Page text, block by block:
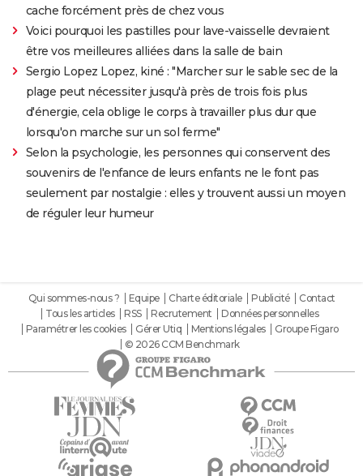
cache forcément près de chez vous
Voici pourquoi les pastilles pour lave-vaisselle devraient
être vos meilleures alliées dans la salle de bain
Sergio Lopez Lopez, kiné : "Marcher sur le sable sec de la
plage peut nécessiter jusqu'à près de trois fois plus
d'énergie, cela oblige le corps à travailler plus dur que
lorsqu'on marche sur un sol ferme"
Selon la psychologie, les personnes qui conservent des
souvenirs de l'enfance de leurs enfants ne le font pas
seulement par nostalgie : elles y trouvent aussi un moyen
de réguler leur humeur
Qui sommes-nous ? Equipe Charte éditoriale Publicité
Contact
Tous les articles
RSS Recrutement
Données personnelles
Paramétrer les cookies
Gérer Utiq Mentions légales
Groupe Figaro
© 2026 CCM Benchmark